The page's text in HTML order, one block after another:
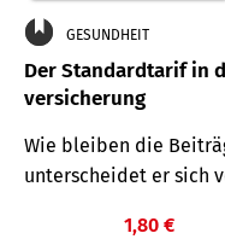
GESUNDHEIT
Der Standard­tarif in
versicherung
Wie bleiben die
unterscheidet er sich
1,80 €